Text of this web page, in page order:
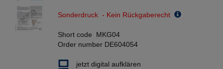
Sonderdruck - Kein Rückgaberecht
Short code MKG04
Order number DE604054
jetzt digital aufklären